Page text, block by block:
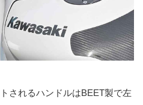
されるハンドルはBEET製で左